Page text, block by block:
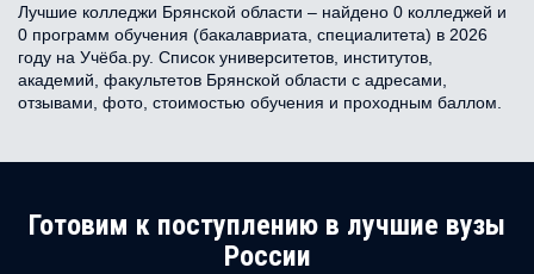
Лучшие колледжи Брянской области – найдено 0 колледжей и
0 программ обучения (бакалавриата, специалитета) в 2026
году на Учёба.ру. Список университетов, институтов,
академий, факультетов Брянской области с адресами,
отзывами, фото, стоимостью обучения и проходным баллом.
Готовим к поступлению в лучшие вузы
России